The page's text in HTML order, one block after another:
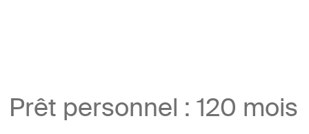
Prêt personnel : 120 mois